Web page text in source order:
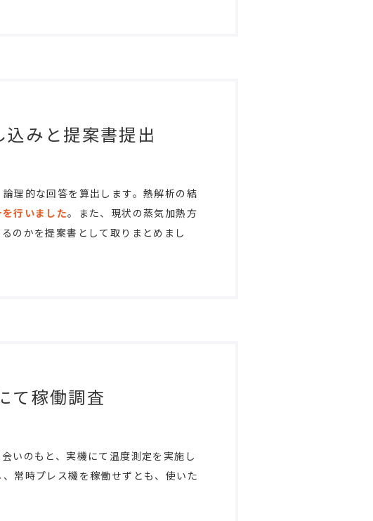
みと提案書提出
理的な回答を算出します。熱解析の結
行いました。また、現状の蒸気加熱方
のかを提案書として取りまとめまし
て稼働調査
いのもと、実機にて温度測定を実施し
、常時プレス機を稼働せずとも、使いた